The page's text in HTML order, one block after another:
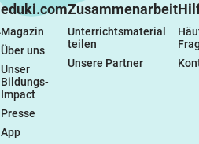
eduki.com
Magazin
Über uns
Unser
Bildungs-
Impact
Presse
App
Zusammenarbeit
Unterrichtsmaterial
teilen
Unsere Partner